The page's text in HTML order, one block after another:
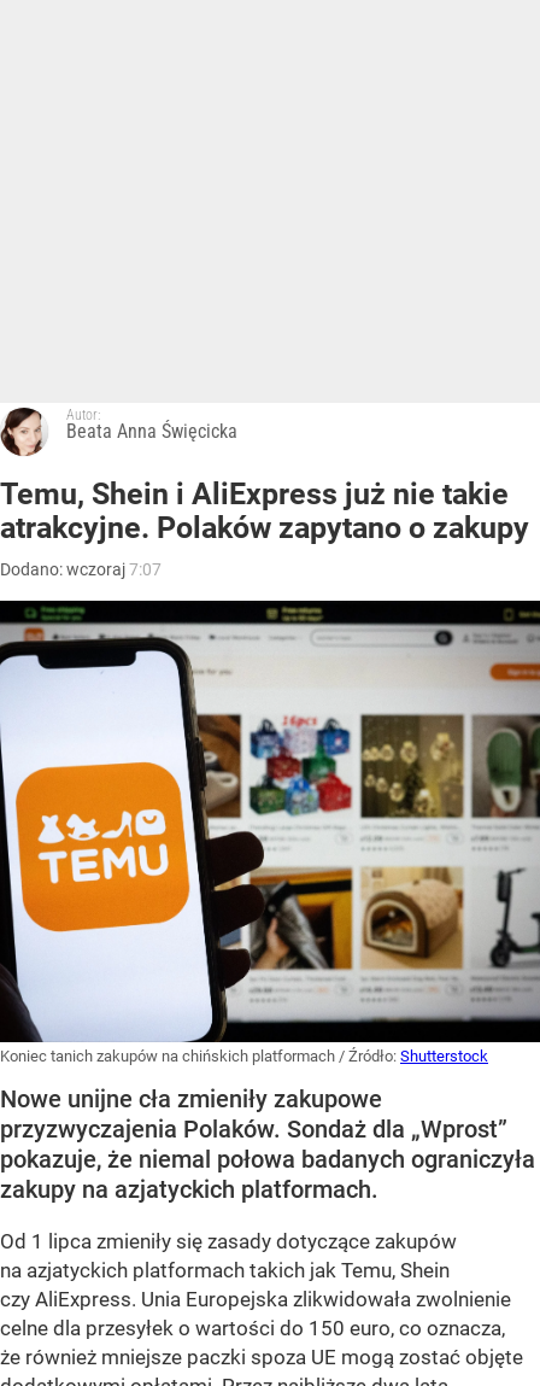
Autor:
Beata Anna Święcicka
Temu, Shein i AliExpress już nie takie
atrakcyjne. Polaków zapytano o zakupy
Dodano:wczoraj7:07
Koniec tanich zakupów na chińskich platformach / Źródło: Shutterstock
Nowe unijne cła zmieniły zakupowe
przyzwyczajenia Polaków. Sondaż dla „Wprost”
pokazuje, że niemal połowa badanych ograniczyła
zakupy na azjatyckich platformach.
Od 1 lipca zmieniły się zasady dotyczące zakupów
na azjatyckich platformach takich jak Temu, Shein
czy AliExpress. Unia Europejska zlikwidowała zwolnienie
celne dla przesyłek o wartości do 150 euro, co oznacza,
że również mniejsze paczki spoza UE mogą zostać objęte